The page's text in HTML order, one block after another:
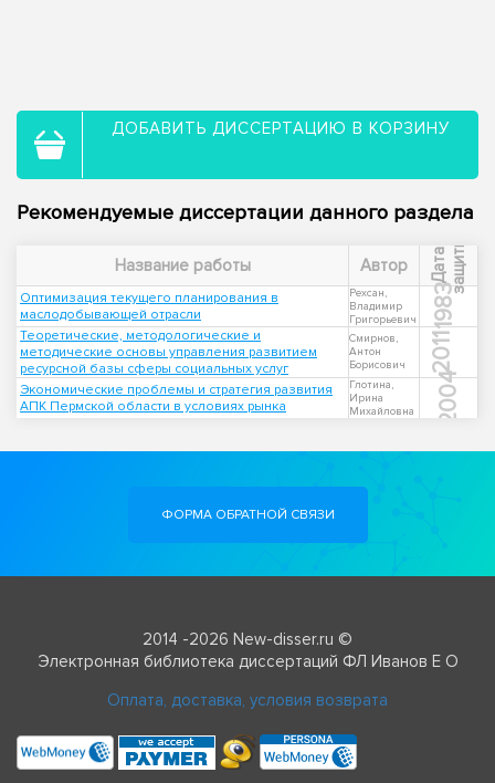
ДОБАВИТЬ ДИССЕРТАЦИЮ В КОРЗИНУ
Рекомендуемые диссертации данного раздела
Название работы Автор Д
а
т
а
з
а
щ
и
т ы
Оптимизация текущего планирования в
маслодобывающей отрасли
Рехсан,
Владимир
Григорьевич
1983
Теоретические, методологические и
методические основы управления развитием
ресурсной базы сферы социальных услуг
Смирнов,
Антон
Борисович
2011
Экономические проблемы и стратегия развития
АПК Пермской области в условиях рынка
Глотина,
Ирина
Михайловна
2004
ФОРМА ОБРАТНОЙ СВЯЗИ
2014 -2026 New-disser.ru ©
Электронная библиотека диссертаций ФЛ Иванов Е О
Оплата, доставка, условия возврата